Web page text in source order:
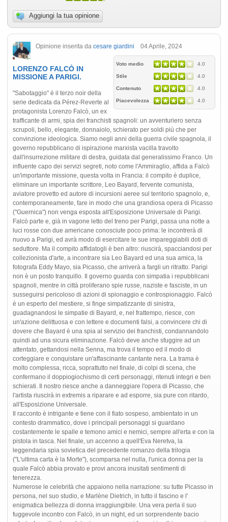
Aggiungi la tua opinione
Opinione inserita da cesare giardini 04 Aprile, 2024
Voto medio 4.0
Stile 4.0
Contenuto 4.0
Piacevolezza 4.0
LORENZO FALCÒ IN
MISSIONE A PARIGI.
"Sabotaggio" è il terzo noir della
serie dedicata da Pérez-Reverte al
protagonista Lorenzo Falcò, un ex
trafficante di armi, spia dei franchisti spagnoli: un avventuriero senza
scrupoli, bello, elegante, donnaiolo, schierato per soldi più che per
convinzione ideologica. Siamo negli anni della guerra civile spagnola, il
governo repubblicano di ispirazione marxista vacilla travolto
dall'insurrezione militare di destra, guidata dal generalissimo Franco. Un
influente capo dei servizi segreti, noto come l'Ammiraglio, affida a Falcò
un'importante missione, questa volta in Francia: il compito è duplice,
eliminare un importante scrittore, Leo Bayard, fervente comunista,
aviatore provetto ed autore di incursioni aeree sul territorio spagnolo, e,
contemporaneamente, fare in modo che una grandiosa opera di Picasso
("Guernica") non venga esposta all'Esposizione Universale di Parigi.
Falcò parte e, già in vagone letto del treno per Parigi, passa una notte a
luci rosse con due americane conosciute poco prima: le incontrerà di
nuovo a Parigi, ed avrà modo di esercitare le sue impareggiabili doti di
seduttore. Ma il compito affidatogli è ben altro: riuscirà, spacciandosi per
collezionista d'arte, a incontrare sia Leo Bayard ed una sua amica, la
fotografa Eddy Mayo, sia Picasso, che arriverà a fargli un ritratto. Parigi
non è un posto tranquillo. Il governo guarda con simpatia i repubblicani
spagnoli, mentre in città proliferano spie russe, naziste e fasciste, in un
susseguirsi pericoloso di azioni di spionaggio e controspionaggio. Falcò
è un esperto del mestiere, si finge simpatizzante di sinistra,
guadagnandosi le simpatie di Bayard, e, nel frattempo, riesce, con
un'azione delittuosa e con lettere e documenti falsi, a convincere chi di
dovere che Bayard è una spia al servizio dei franchisti, condannandolo
quindi ad una sicura eliminazione. Falcò deve anche sfuggire ad un
attentato, gettandosi nella Senna, ma trova il tempo ed il modo di
corteggiare e conquistare un'affascinante cantante nera. La trama è
molto complessa, ricca, soprattutto nel finale, di colpi di scena, che
confermano il doppiogiochismo di certi personaggi, ritenuti integri e ben
schierati. Il nostro riesce anche a danneggiare l'opera di Picasso, che
l'artista riuscirà in extremis a riparare e ad esporre, sia pure con ritardo,
all'Esposizione Universale.
Il racconto è intrigante e tiene con il fiato sospeso, ambientato in un
contesto drammatico, dove i principali personaggi si guardano
costantemente le spalle e temono amici e nemici, sempre all'erta e con la
pistola in tasca. Nel finale, un accenno a quell'Eva Neretva, la
leggendaria spia sovietica del precedente romanzo della trilogia
("L'ultima carta è la Morte"), scomparsa nel nulla, l'unica donna per la
quale Falcò abbia provato e provi ancora inusitati sentimenti di
tenerezza.
Numerose le celebrità che appaiono nella narrazione: su tutte Picasso in
persona, nel suo studio, e Marlène Dietrich, in tutto il fascino e l'
enigmatica bellezza di donna irraggiungibile. Una vera perla il suo
fuggevole incontro con Falcò, in un night, ed un sorprendente bacio